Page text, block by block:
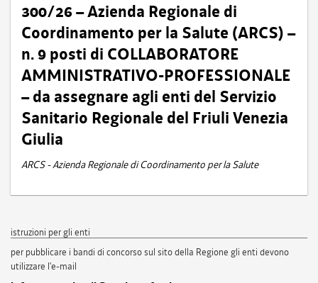
300/26 – Azienda Regionale di
Coordinamento per la Salute (ARCS) –
n. 9 posti di COLLABORATORE
AMMINISTRATIVO-PROFESSIONALE
– da assegnare agli enti del Servizio
Sanitario Regionale del Friuli Venezia
Giulia
ARCS - Azienda Regionale di Coordinamento per la Salute
istruzioni per gli enti
per pubblicare i bandi di concorso sul sito della Regione gli enti devono
utilizzare l'e-mail